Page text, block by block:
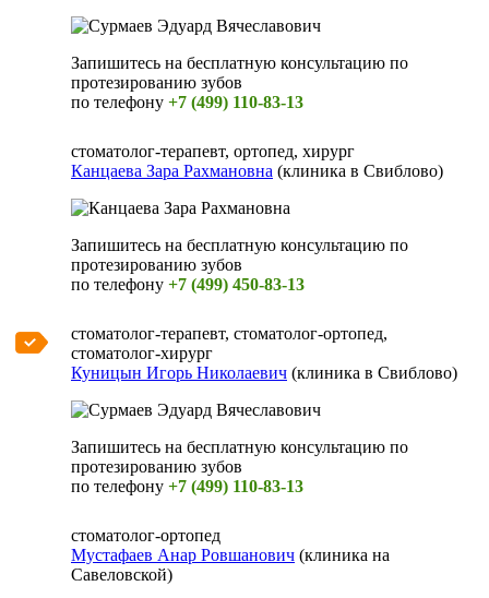
Запишитесь на бесплатную консультацию по
протезированию зубов
по телефону +7 (499) 110-83-13
стоматолог-терапевт, ортопед, хирург
Канцаева Зара Рахмановна (клиника в Свиблово)
Запишитесь на бесплатную консультацию по
протезированию зубов
по телефону +7 (499) 450-83-13
стоматолог-терапевт, стоматолог-ортопед,
стоматолог-хирург
Куницын Игорь Николаевич (клиника в Свиблово)
Запишитесь на бесплатную консультацию по
протезированию зубов
по телефону +7 (499) 110-83-13
стоматолог-ортопед
Мустафаев Анар Ровшанович (клиника на
Савеловской)